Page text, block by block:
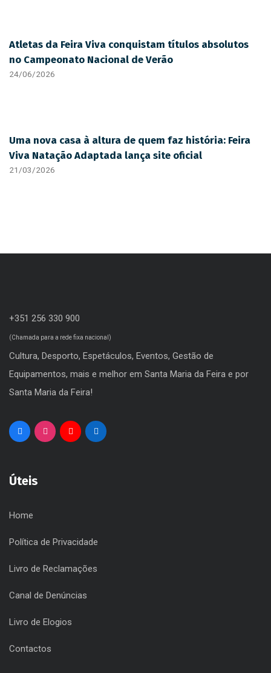
Atletas da Feira Viva conquistam títulos absolutos
no Campeonato Nacional de Verão
24/06/2026
Uma nova casa à altura de quem faz história: Feira
Viva Natação Adaptada lança site oficial
21/03/2026
+351 256 330 900
(Chamada para a rede fixa nacional)
Cultura, Desporto, Espetáculos, Eventos, Gestão de
Equipamentos, mais e melhor em Santa Maria da Feira e por
Santa Maria da Feira!
Úteis
Home
Política de Privacidade
Livro de Reclamações
Canal de Denúncias
Livro de Elogios
Contactos